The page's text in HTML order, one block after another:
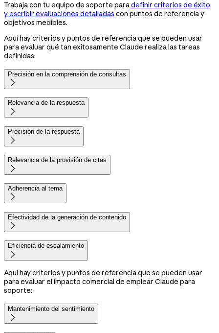
Trabaja con tu equipo de soporte paradefinir criterios de éxito
y escribir evaluaciones detalladas con puntos de referencia y
objetivos medibles.
Aquí hay criterios y puntos de referencia que se pueden usar
para evaluar qué tan exitosamente Claude realiza las tareas
definidas:
Precisión en la comprensión de consultas

Relevancia de la respuesta

Precisión de la respuesta

Relevancia de la provisión de citas

Adherencia al tema

Efectividad de la generación de contenido

Eficiencia de escalamiento

Aquí hay criterios y puntos de referencia que se pueden usar
para evaluar el impacto comercial de emplear Claude para
soporte:
Mantenimiento del sentimiento
